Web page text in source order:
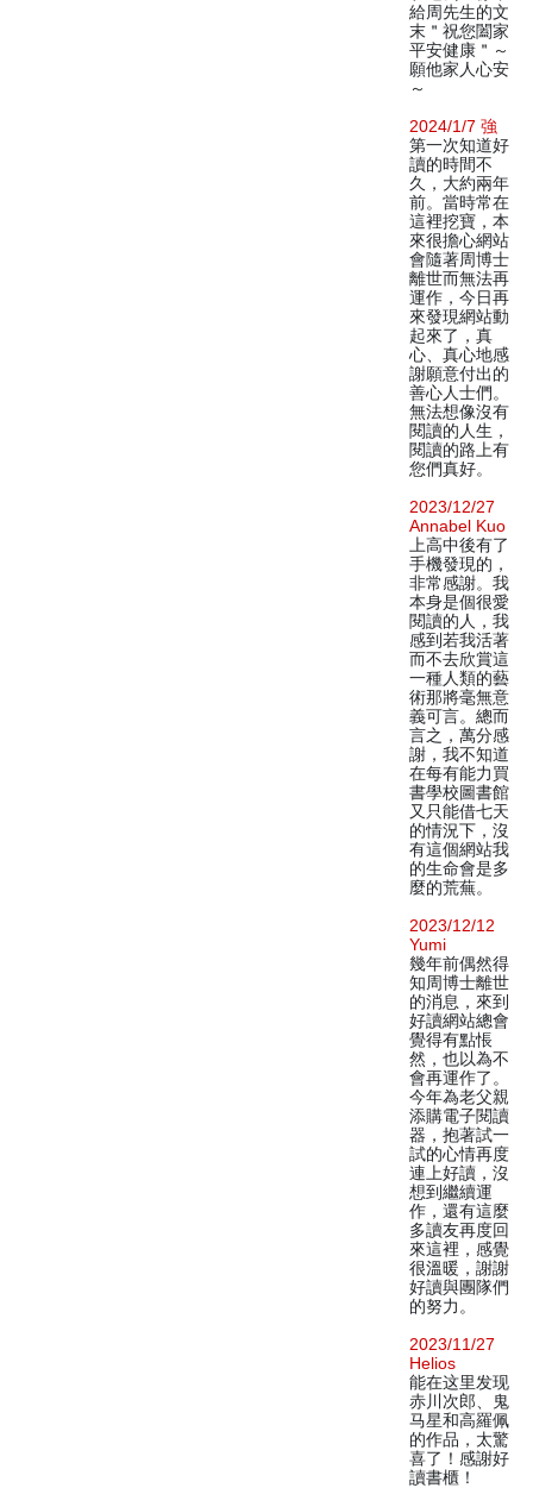
給周先生的文
末＂祝您闔家
平安健康＂～
願他家人心安
～
2024/1/7 強
第一次知道好
讀的時間不
久，大約兩年
前。當時常在
這裡挖寶，本
來很擔心網站
會隨著周博士
離世而無法再
運作，今日再
來發現網站動
起來了，真
心、真心地感
謝願意付出的
善心人士們。
無法想像沒有
閱讀的人生，
閱讀的路上有
您們真好。
2023/12/27
Annabel Kuo
上高中後有了
手機發現的，
非常感謝。我
本身是個很愛
閱讀的人，我
感到若我活著
而不去欣賞這
一種人類的藝
術那將毫無意
義可言。總而
言之，萬分感
謝，我不知道
在每有能力買
書學校圖書館
又只能借七天
的情況下，沒
有這個網站我
的生命會是多
麼的荒蕪。
2023/12/12
Yumi
幾年前偶然得
知周博士離世
的消息，來到
好讀網站總會
覺得有點悵
然，也以為不
會再運作了。
今年為老父親
添購電子閱讀
器，抱著試一
試的心情再度
連上好讀，沒
想到繼續運
作，還有這麼
多讀友再度回
來這裡，感覺
很溫暖，謝謝
好讀與團隊們
的努力。
2023/11/27
Helios
能在这里发现
赤川次郎、鬼
马星和高羅佩
的作品，太驚
喜了！感謝好
讀書櫃！